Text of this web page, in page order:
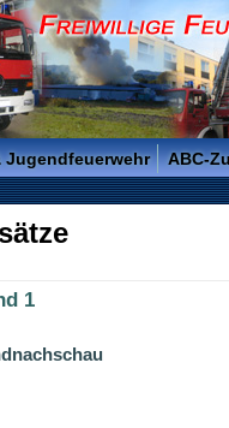
Saarlouis -
Jugendfeuerwehr ABC-
1